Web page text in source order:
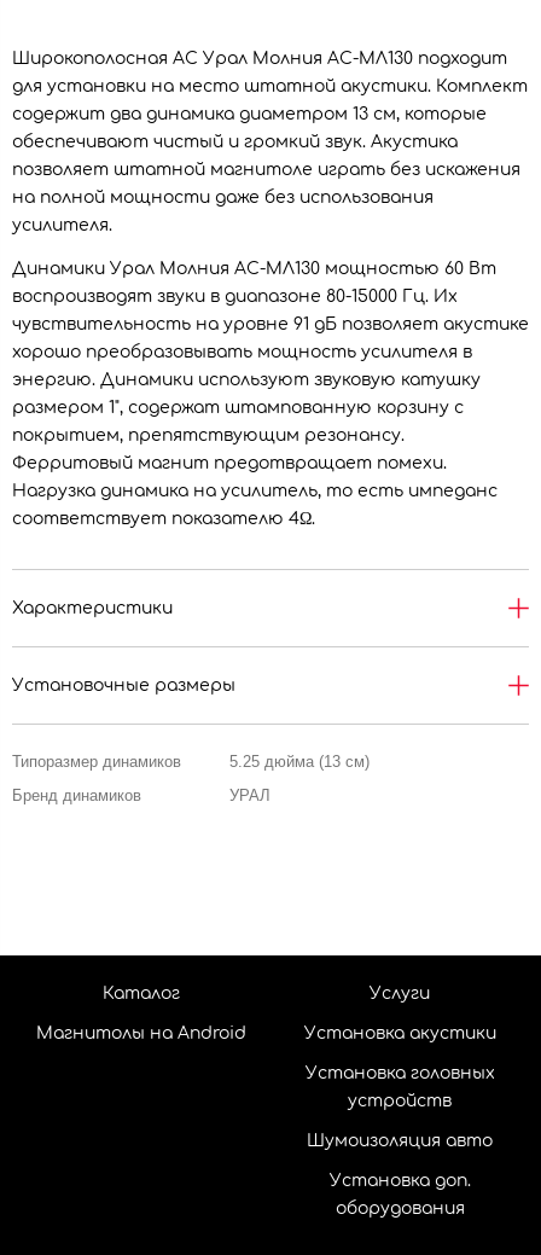
Широкополосная АС Урал Молния АС-МЛ130 подходит
для установки на место штатной акустики. Комплект
содержит два динамика диаметром 13 см, которые
обеспечивают чистый и громкий звук. Акустика
позволяет штатной магнитоле играть без искажения
на полной мощности даже без использования
усилителя.
Динамики Урал Молния АС-МЛ130 мощностью 60 Вт
воспроизводят звуки в диапазоне 80-15000 Гц. Их
чувствительность на уровне 91 дБ позволяет акустике
хорошо преобразовывать мощность усилителя в
энергию. Динамики используют звуковую катушку
размером 1", содержат штампованную корзину с
покрытием, препятствующим резонансу.
Ферритовый магнит предотвращает помехи.
Нагрузка динамика на усилитель, то есть импеданс
соответствует показателю 4Ω.
Характеристики
Установочные размеры
Типоразмер динамиков
5.25 дюйма (13 см)
Бренд динамиков
УРАЛ
Каталог
Магнитолы на Android
Услуги
Установка акустики
Установка головных
устройств
Шумоизоляция авто
Установка доп.
оборудования